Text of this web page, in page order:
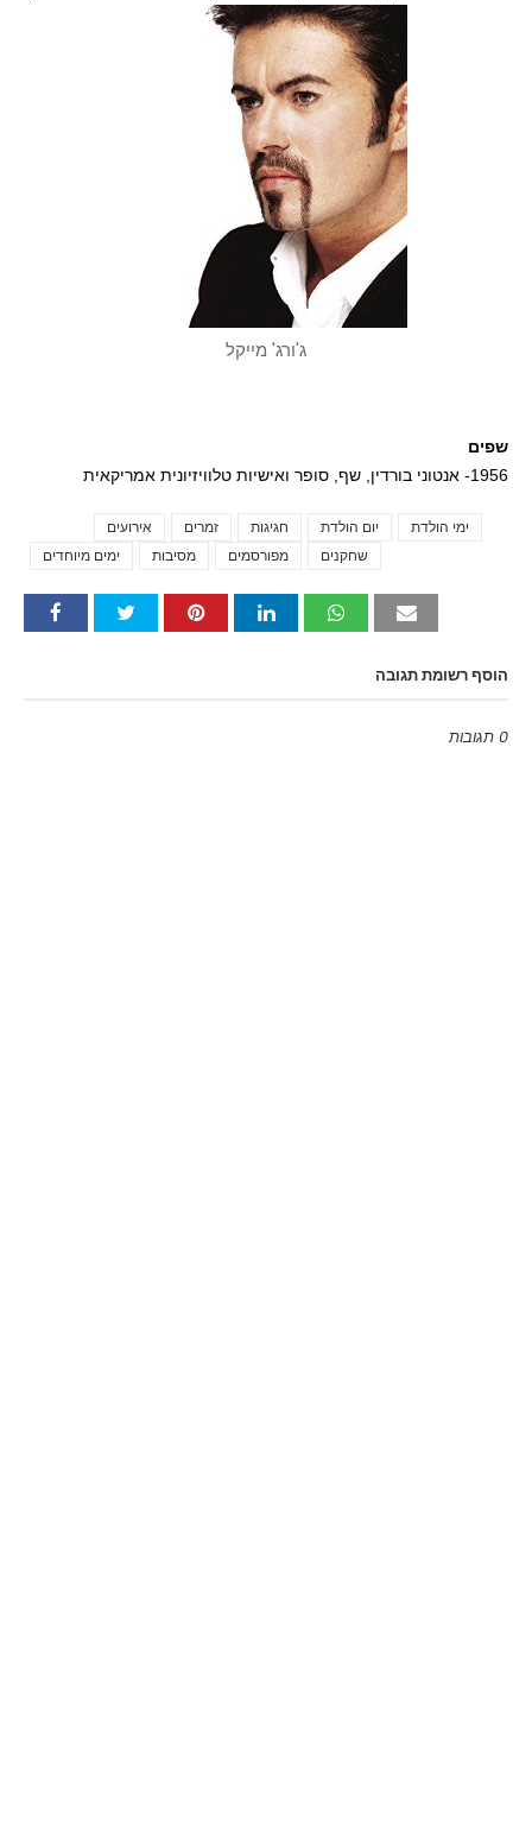
ג'ורג' מייקל
שפים
1956- אנטוני בורדין, שף, סופר ואישיות טלוויזיונית אמריקאית
אירועים זמרים חגיגות יום הולדת
ימי הולדת
ימים מיוחדים
מסיבות מפורסמים שחקנים
הוסף רשומת תגובה
0 תגובות